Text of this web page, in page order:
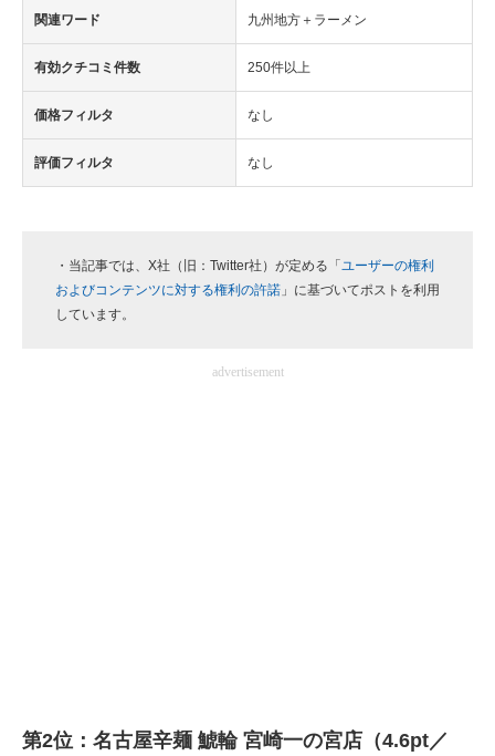
関連ワード 九州地方＋ラーメン
有効クチコミ件数 250件以上
価格フィルタ なし
評価フィルタ なし
・当記事では、X社（旧：Twitter社）が定める「 ユーザーの権利
およびコンテンツに対する権利の許諾 」に基づいてポストを利用
しています。
advertisement
第2位：名古屋辛麺 鯱輪 宮崎一の宮店（4.6pt／